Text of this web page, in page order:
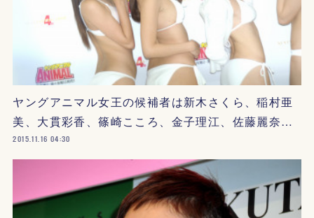
ヤングアニマル女王の候補者は新木さくら、稲村亜
美、大貫彩香、篠崎こころ、金子理江、佐藤麗奈…
2015.11.16 04:30